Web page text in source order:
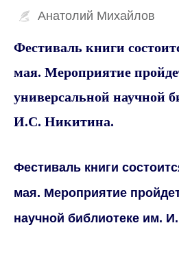
Анатолий Михайлов
Фестиваль книги
мая. Мероприятие
универсальной научной
И.С. Никитина.
Фестиваль книги
мая. Мероприятие
научной библиотеке им.